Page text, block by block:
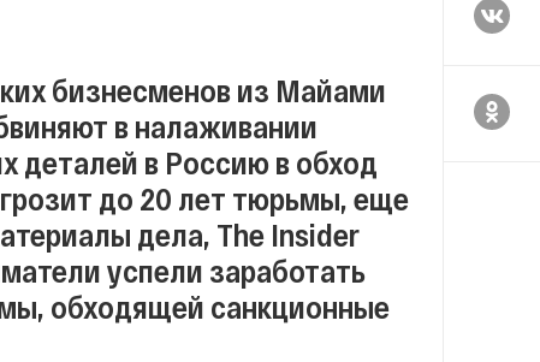
бизнесменов из Майами
в налаживании
деталей в Россию в обход
до 20 лет тюрьмы, еще
дела, The Insider
успели заработать
обходящей санкционные